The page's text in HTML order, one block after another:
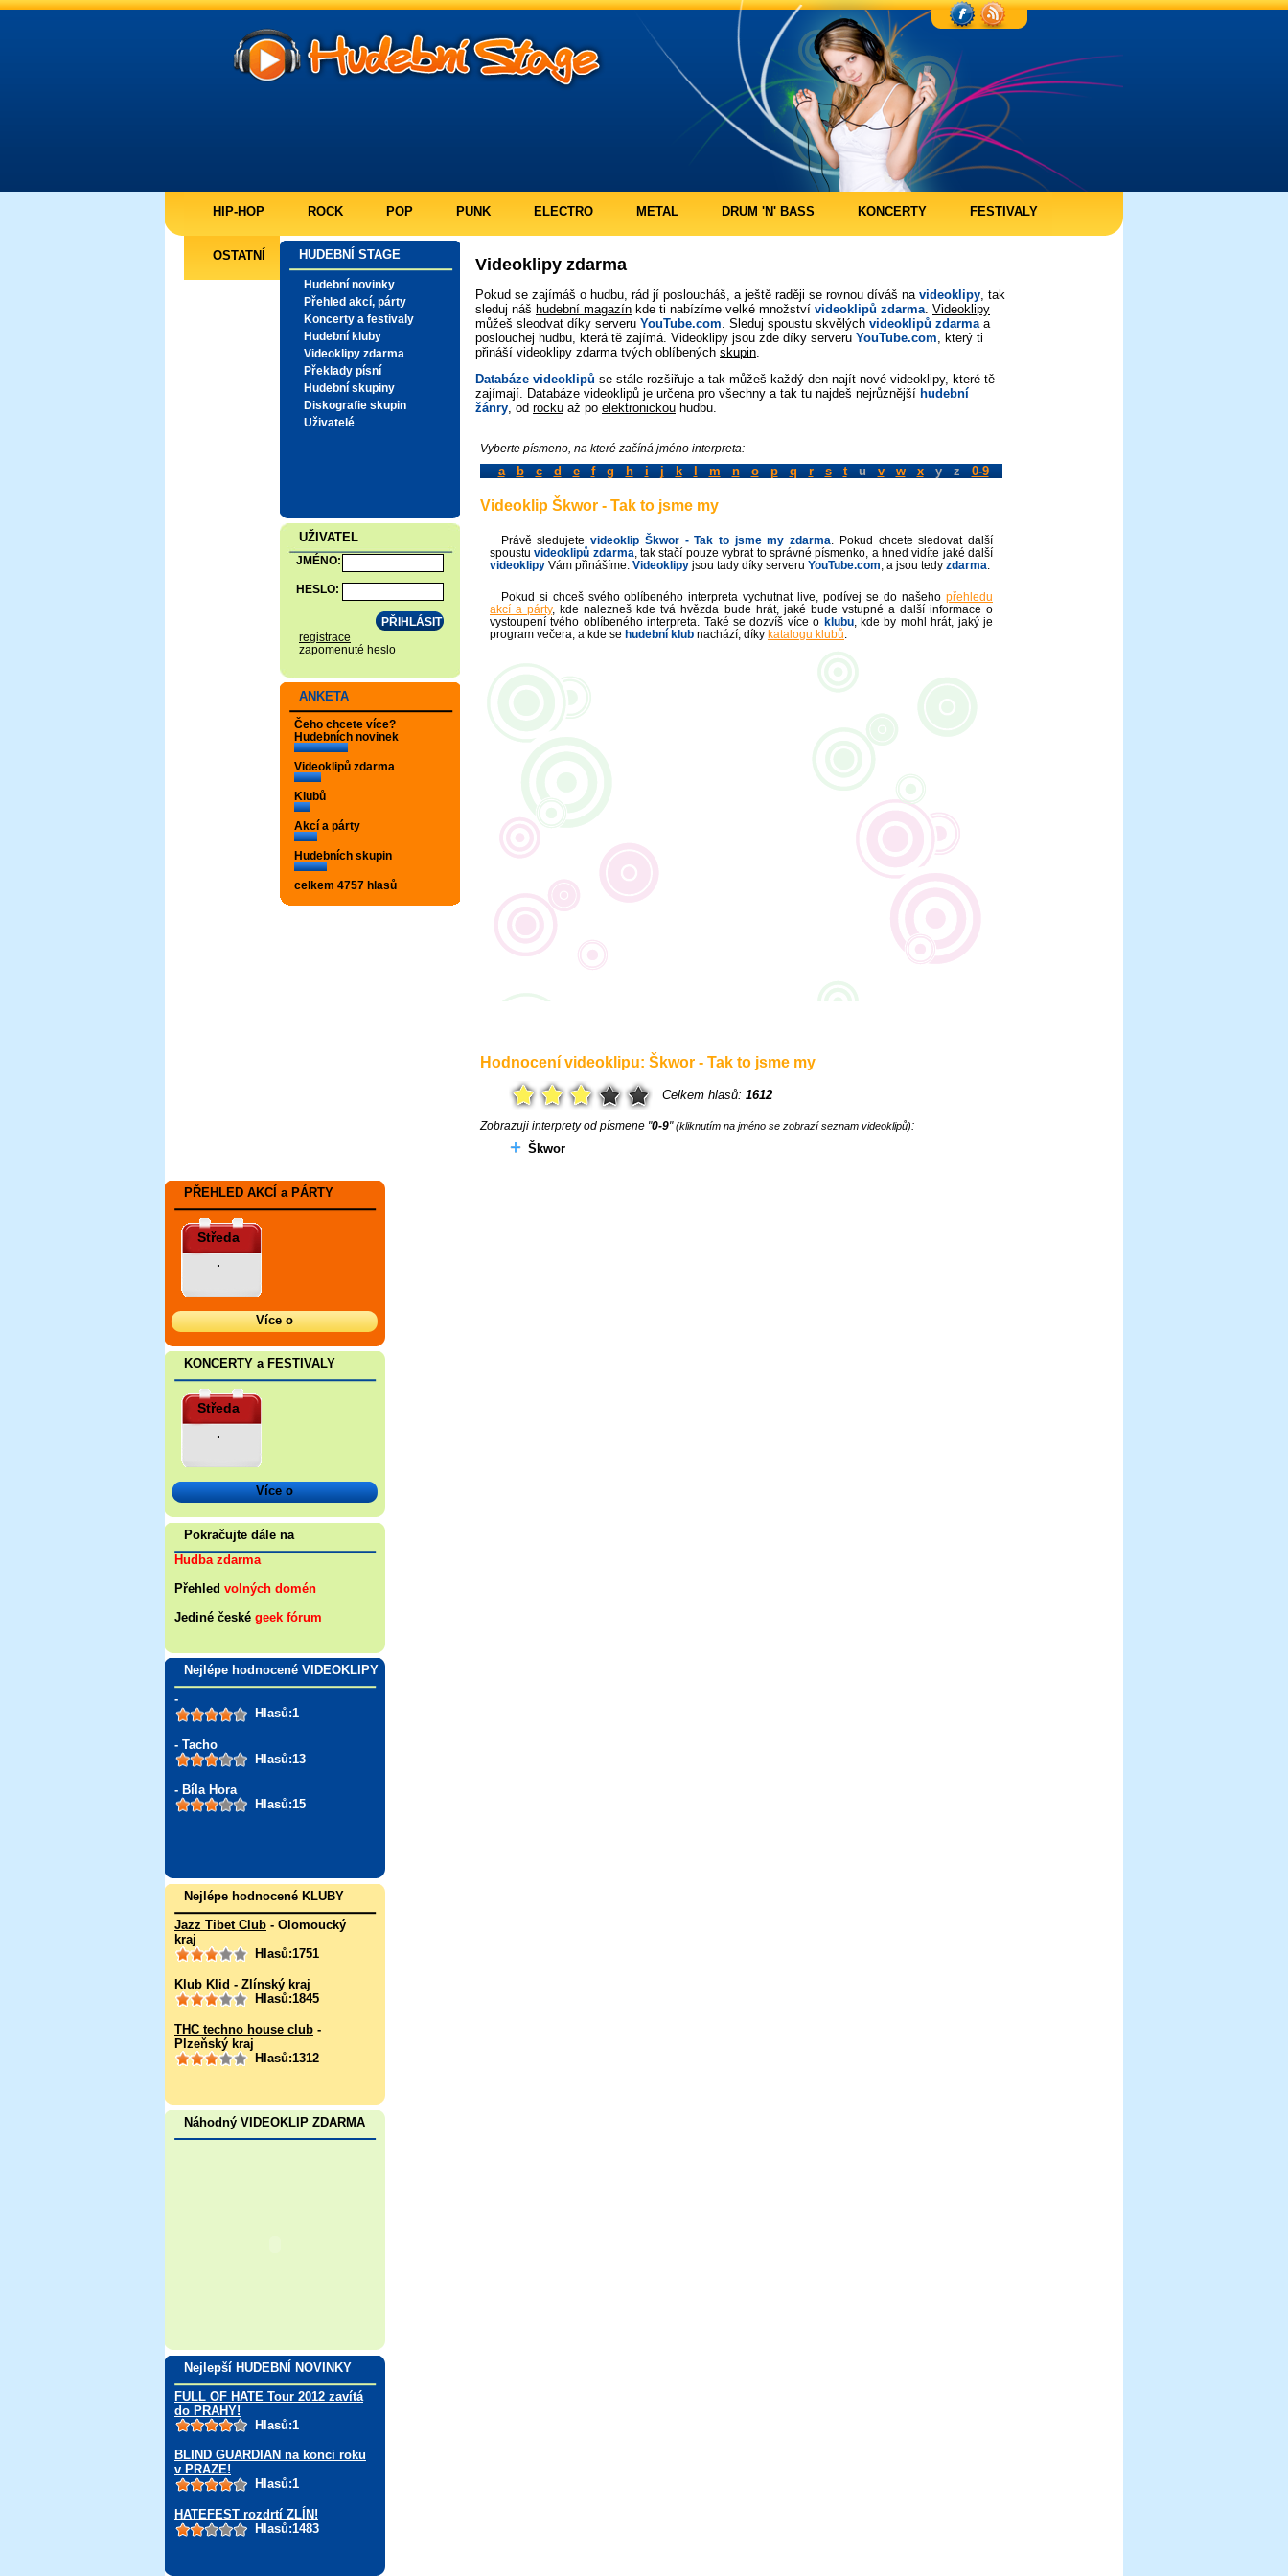
HIP-HOP ROCK POP PUNK ELECTRO METAL DRUM 'N' BASS KONCERTY FESTIVALY
OSTATNÍ HUDEBNÍ STAGE
Hudební novinky
Přehled akcí, párty
Koncerty a festivaly
Hudební kluby
Videoklipy zdarma
Překlady písní
Hudební skupiny
Diskografie skupin
Uživatelé
UŽIVATEL
JMÉNO:
HESLO:
registrace
zapomenuté heslo
ANKETA
Čeho chcete více?
Hudebních novinek
Videoklipů zdarma
Klubů
Akcí a párty
Hudebních skupin
celkem 4757 hlasů
Videoklipy zdarma
Pokud se zajímáš o hudbu, rád jí posloucháš, a ještě raději se rovnou díváš na videoklipy, tak
sleduj náš hudební magazín kde ti nabízíme velké množství videoklipů zdarma. Videoklipy
můžeš sleodvat díky serveru YouTube.com. Sleduj spoustu skvělých videoklipů zdarmaa
poslouchej hudbu, která tě zajímá. Videoklipy jsou zde díky serveru YouTube.com, který ti
přináší videoklipy zdarma tvých oblíbených skupin.
Databáze videoklipů se stále rozšiřuje a tak můžeš každý den najít nové videoklipy, které tě
zajímají. Databáze videoklipů je určena pro všechny a tak tu najdeš nejrůznější hudební
žánry, od rocku až po elektronickou hudbu.
Vyberte písmeno, na které začíná jméno interpreta:
a b c d e f g h i j k m n o p q r s tu v w xy z 0-9
Videoklip Škwor - Tak to jsme my
Právě sledujetevideoklip Škwor - Tak to jsme my zdarma . Pokud chcete sledovat další
spoustuvideoklipů zdarma , tak stačí pouze vybrat to správné písmenko, a hned vidíte jaké další
videoklipy Vám přinášíme. Videoklipy jsou tady díky serveru YouTube.com , a jsou tedy zdarma
Pokud si chceš svého oblíbeného interpreta vychutnat live, podívej se do našeho přehledu
akcí a párty, kde nalezneš kde tvá hvězda bude hrát, jaké bude vstupné a další informace o
vystoupení tvého oblíbeného interpreta. Také se dozvíš více o klubu, kde by mohl hrát, jaký je
program večera, a kde se hudební klub nachází, díky katalogu klubů
Hodnocení videoklipu: Škwor - Tak to jsme my
Celkem hlasů: 1612
Zobrazuji interprety od písmene "0-9"(kliknutím na jméno se zobrazí seznam videoklipů):
Škwor
PŘEHLED AKCÍ a PÁRTY
Středa
.
Více o
KONCERTY a FESTIVALY
Středa
.
Více o
Pokračujte dále na
Hudba zdarma
Přehled volných domén
Jediné české geek fórum
Nejlépe hodnocené VIDEOKLIPY
-
Hlasů:1
- Tacho
Hlasů:13
- Bíla Hora
Hlasů:15
Nejlépe hodnocené KLUBY
Jazz Tibet Club - Olomoucký
kraj
Hlasů:1751
Klub Klid - Zlínský kraj
Hlasů:1845
THC techno house club -
Plzeňský kraj
Hlasů:1312
Náhodný VIDEOKLIP ZDARMA
Nejlepší HUDEBNÍ NOVINKY
FULL OF HATE Tour 2012 zavítá
do PRAHY!
Hlasů:1
BLIND GUARDIAN na konci roku
v PRAZE!
Hlasů:1
HATEFEST rozdrtí ZLÍN!
Hlasů:1483